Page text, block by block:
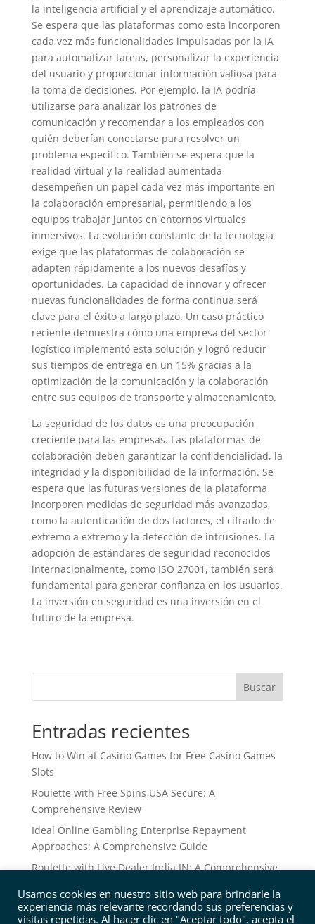
la inteligencia artificial y el aprendizaje automático.
Se espera que las plataformas como esta incorporen
cada vez más funcionalidades impulsadas por la IA
para automatizar tareas, personalizar la experiencia
del usuario y proporcionar información valiosa para
la toma de decisiones. Por ejemplo, la IA podría
utilizarse para analizar los patrones de
comunicación y recomendar a los empleados con
quién deberían conectarse para resolver un
problema específico. También se espera que la
realidad virtual y la realidad aumentada
desempeñen un papel cada vez más importante en
la colaboración empresarial, permitiendo a los
equipos trabajar juntos en entornos virtuales
inmersivos. La evolución constante de la tecnología
exige que las plataformas de colaboración se
adapten rápidamente a los nuevos desafíos y
oportunidades. La capacidad de innovar y ofrecer
nuevas funcionalidades de forma continua será
clave para el éxito a largo plazo. Un caso práctico
reciente demuestra cómo una empresa del sector
logístico implementó esta solución y logró reducir
sus tiempos de entrega en un 15% gracias a la
optimización de la comunicación y la colaboración
entre sus equipos de transporte y almacenamiento.
La seguridad de los datos es una preocupación
creciente para las empresas. Las plataformas de
colaboración deben garantizar la confidencialidad, la
integridad y la disponibilidad de la información. Se
espera que las futuras versiones de la plataforma
incorporen medidas de seguridad más avanzadas,
como la autenticación de dos factores, el cifrado de
extremo a extremo y la detección de intrusiones. La
adopción de estándares de seguridad reconocidos
internacionalmente, como ISO 27001, también será
fundamental para generar confianza en los usuarios.
La inversión en seguridad es una inversión en el
futuro de la empresa.
Buscar
Entradas recientes
How to Win at Casino Games for Free Casino Games
Slots
Roulette with Free Spins USA Secure: A
Comprehensive Review
Ideal Online Gambling Enterprise Repayment
Approaches: A Comprehensive Guide
Roulette with Live Dealer India IN: A Comprehensive
Roulette Systeme Neu: Alles, was Sie wissen müssen
Usamos cookies en nuestro sitio web para brindarle la
experiencia más relevante recordando sus preferencias y
visitas repetidas. Al hacer clic en "Aceptar todo", acepta el